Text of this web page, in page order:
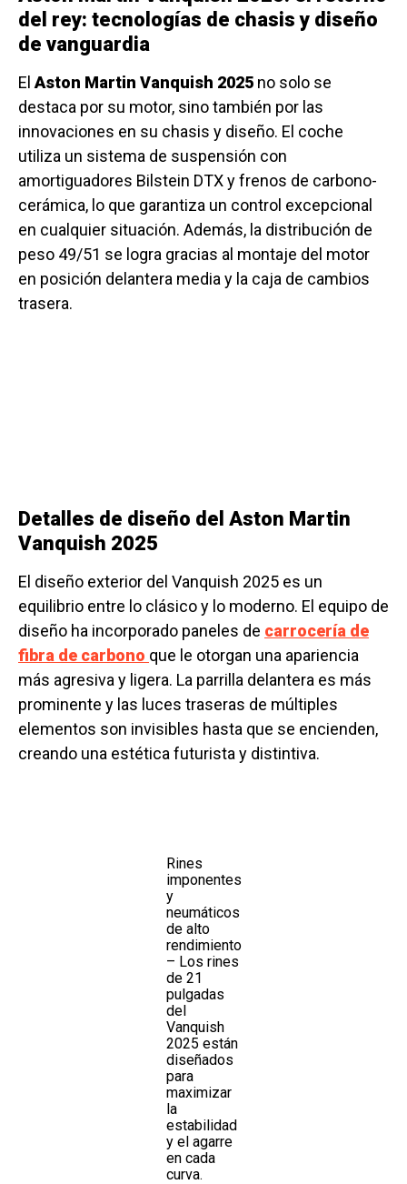
del rey: tecnologías de chasis y diseño
de vanguardia
El Aston Martin Vanquish 2025 no solo se
destaca por su motor, sino también por las
innovaciones en su chasis y diseño. El coche
utiliza un sistema de suspensión con
amortiguadores Bilstein DTX y frenos de carbono-
cerámica, lo que garantiza un control excepcional
en cualquier situación. Además, la distribución de
peso 49/51 se logra gracias al montaje del motor
en posición delantera media y la caja de cambios
trasera.
Detalles de diseño del Aston Martin
Vanquish 2025
El diseño exterior del Vanquish 2025 es un
equilibrio entre lo clásico y lo moderno. El equipo de
diseño ha incorporado paneles de carrocería de
fibra de carbono que le otorgan una apariencia
más agresiva y ligera. La parrilla delantera es más
prominente y las luces traseras de múltiples
elementos son invisibles hasta que se encienden,
creando una estética futurista y distintiva.
Rines
imponentes
y
neumáticos
de alto
rendimiento
– Los rines
de 21
pulgadas
del
Vanquish
2025 están
diseñados
para
maximizar
la
estabilidad
y el agarre
en cada
curva.